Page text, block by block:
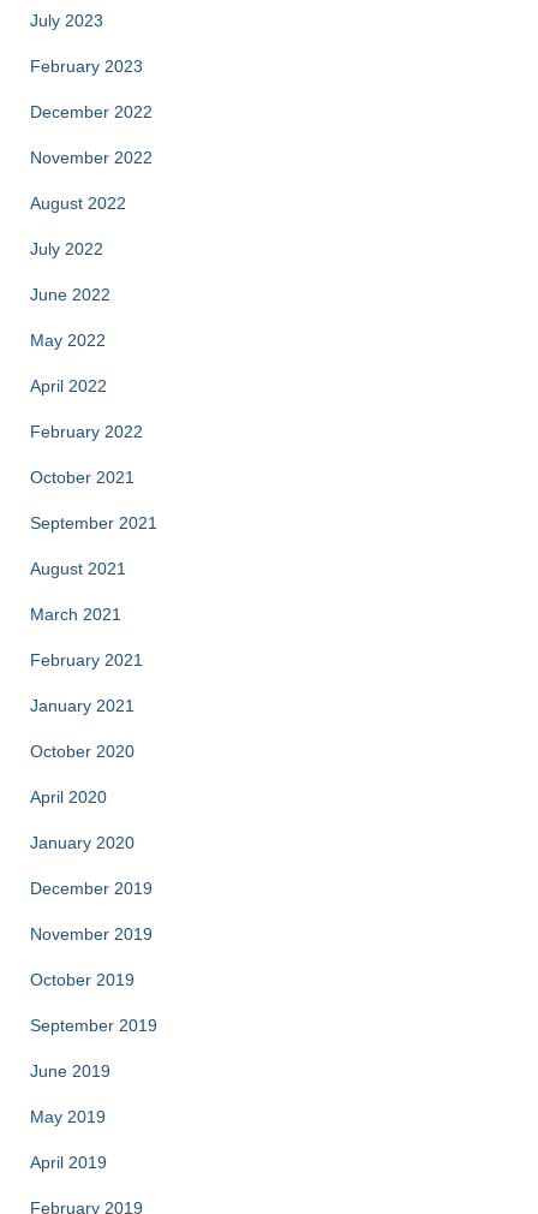
July 2023
February 2023
December 2022
November 2022
August 2022
July 2022
June 2022
May 2022
April 2022
February 2022
October 2021
September 2021
August 2021
March 2021
February 2021
January 2021
October 2020
April 2020
January 2020
December 2019
November 2019
October 2019
September 2019
June 2019
May 2019
April 2019
February 2019